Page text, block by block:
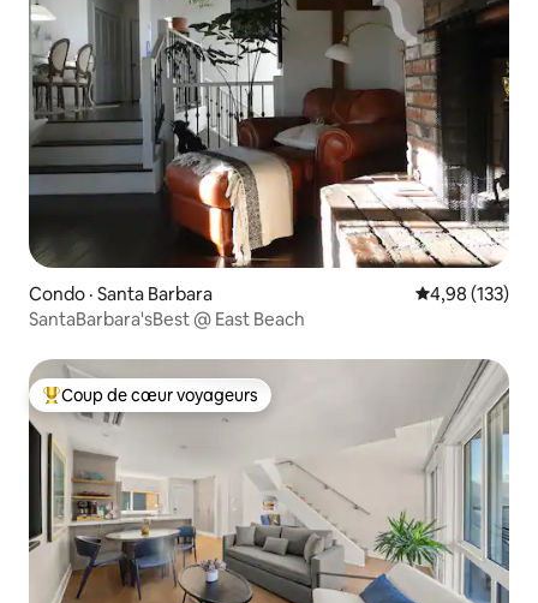
Condo · Santa Barbara Note
4,98 (133)
SantaBarbara'sBest @ East Beach
Coup de cœur voyageurs parmi les plus aimés
Coup de cœur voyageurs